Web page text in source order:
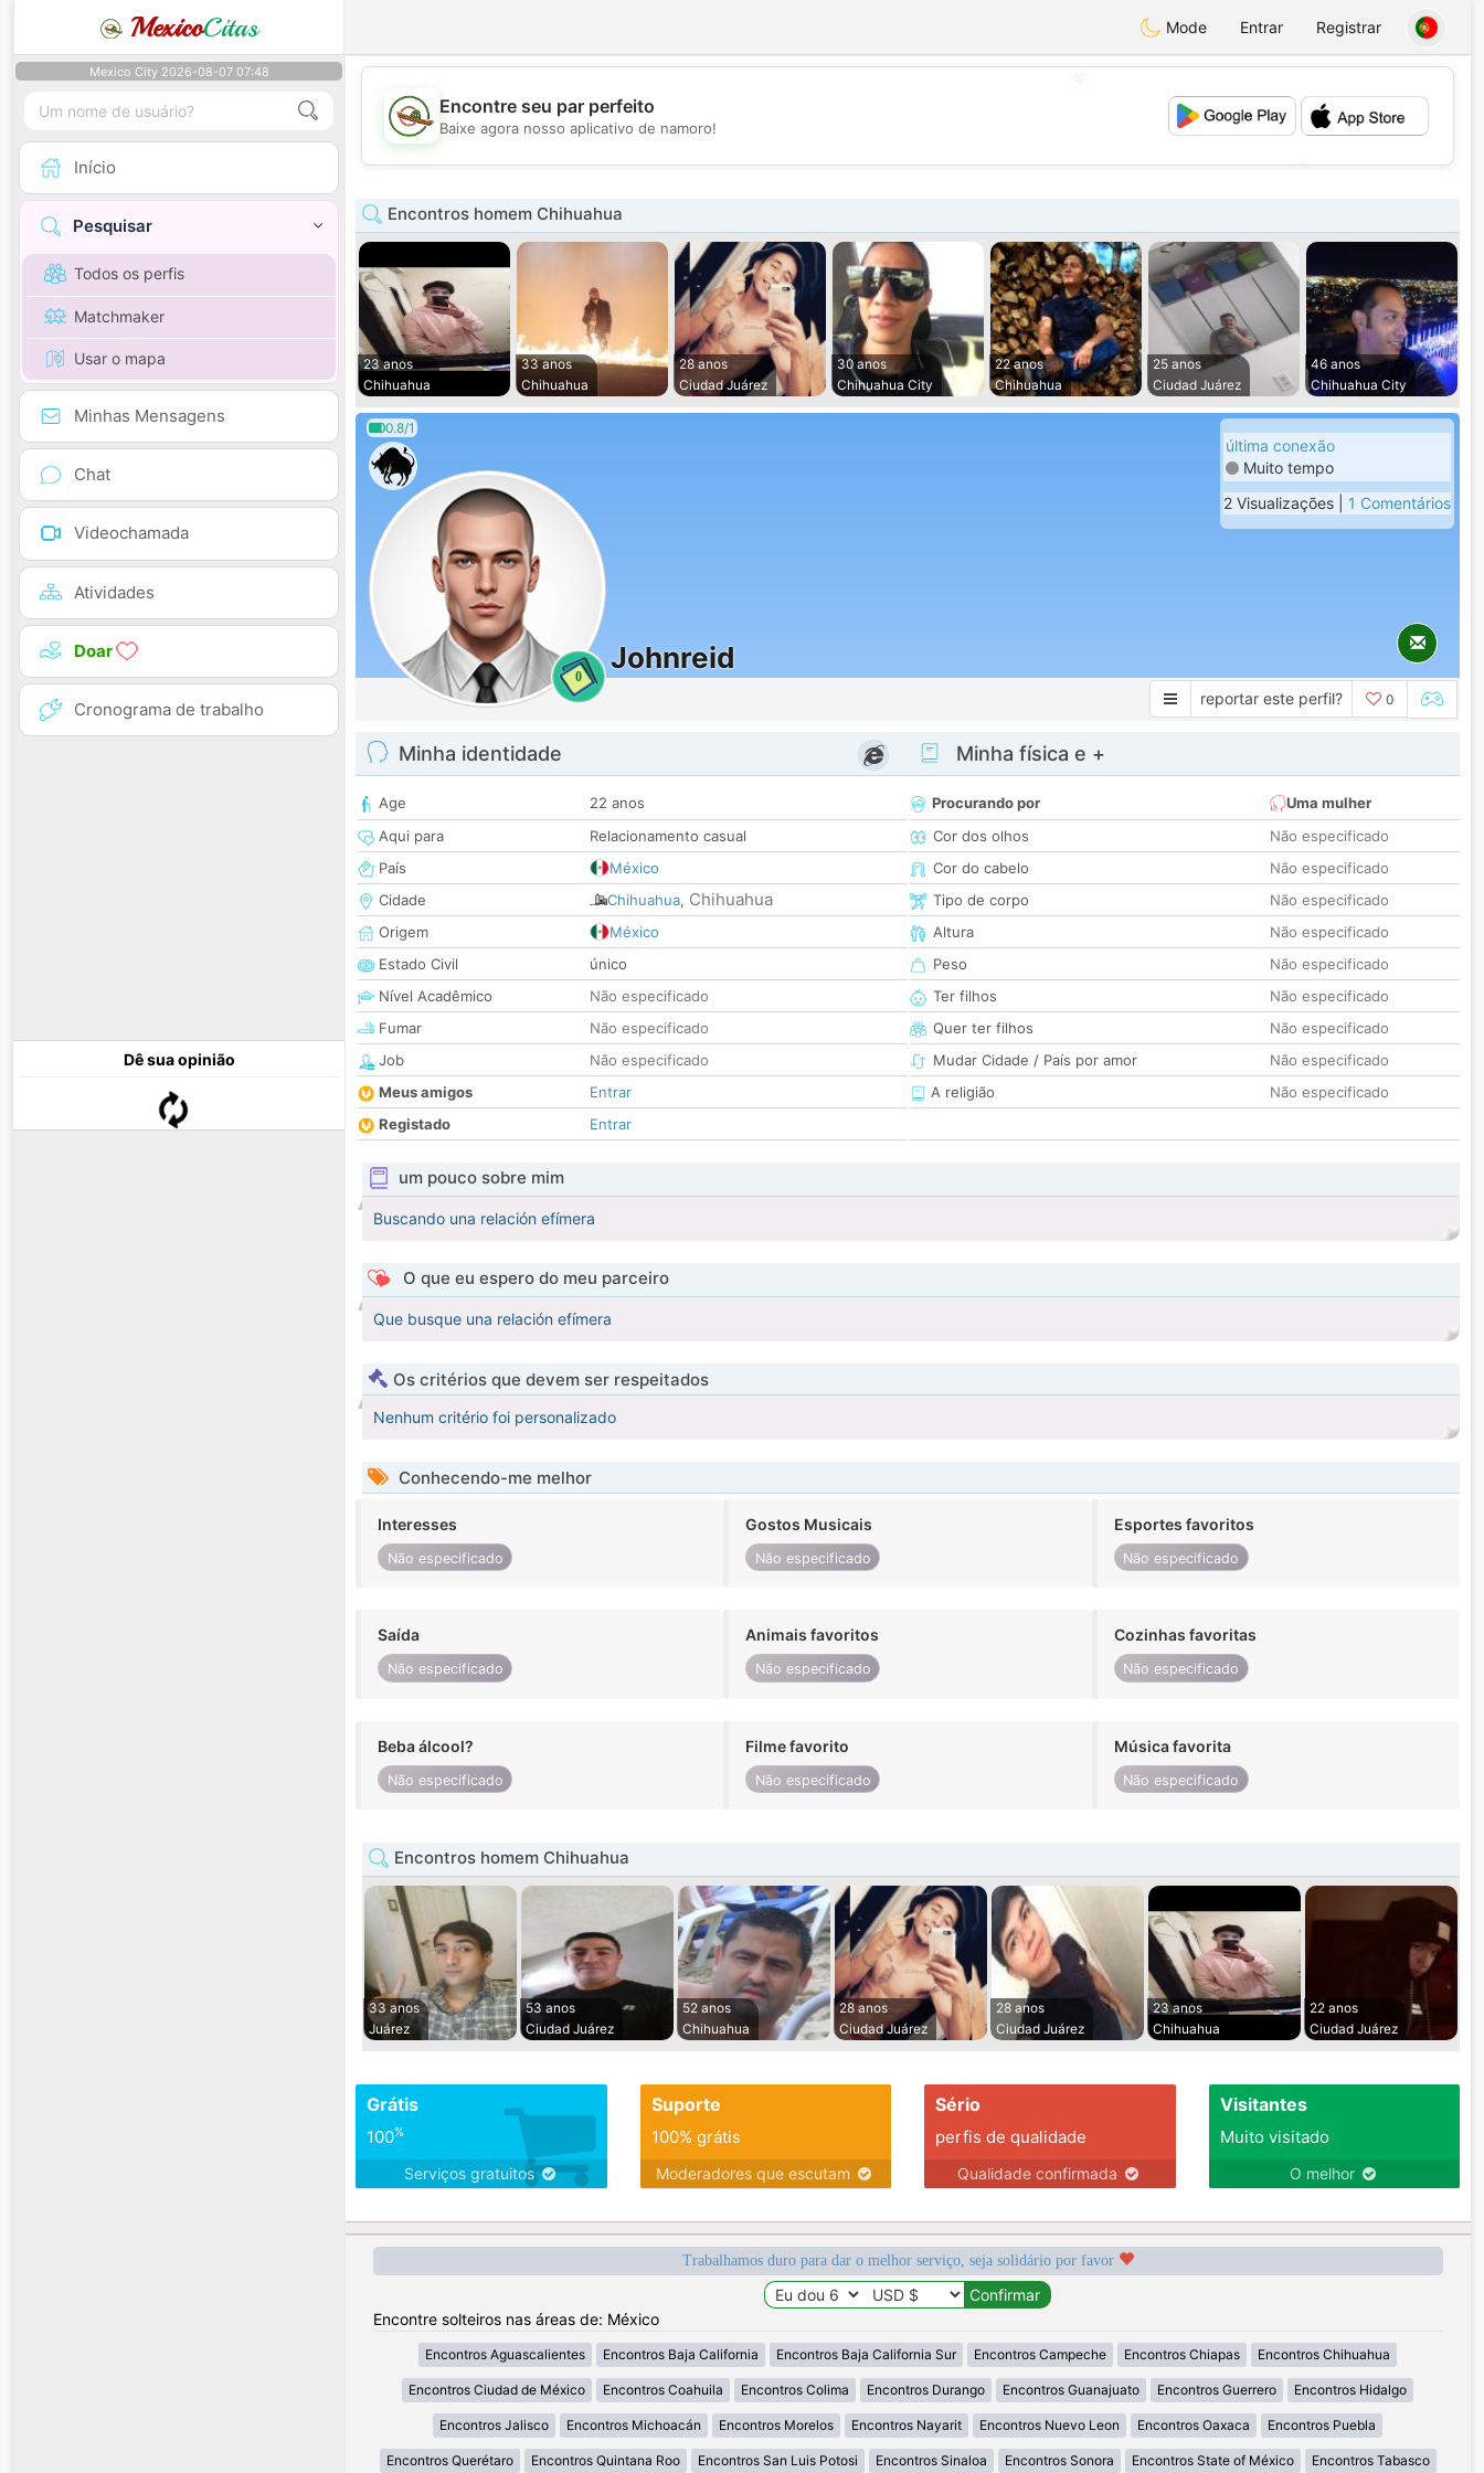
MexicoCitas Mode Entrar Registrar
Mexico City 2026-08-07 07:48
Início
Pesquisar
Todos os perfis
Matchmaker
Usar o mapa
Minhas Mensagens
Chat
Videochamada
Atividades
Doar
Cronograma de trabalho
Dê sua opinião
💕
Encontre seu par perfeito
Baixe agora nosso aplicativo de namoro!
Encontros homem Chihuahua
23 anos
Chihuahua
33 anos
Chihuahua
28 anos
Ciudad Juárez
30 anos
Chihuahua City
22 anos
Chihuahua
25 anos
Ciudad Juárez
46 anos
Chihuahua City
0.8/1
0
Johnreid
última conexão
Muito tempo
2 Visualizações | 1 Comentários
reportar este perfil? 0
Minha identidade
Age
22 anos
Aqui para
Relacionamento casual
País
México
Cidade
Chihuahua, Chihuahua
Origem
México
Estado Civil
único
Nível Acadêmico
Não especificado
Fumar
Não especificado
Job
Não especificado
Meus amigos
Entrar
Registado
Entrar
Minha física e +
Procurando por
Uma mulher
Cor dos olhos
Não especificado
Cor do cabelo
Não especificado
Tipo de corpo
Não especificado
Altura
Não especificado
Peso
Não especificado
Ter filhos
Não especificado
Quer ter filhos
Não especificado
Mudar Cidade / País por amor
Não especificado
A religião
Não especificado
um pouco sobre mim
Buscando una relación efímera
O que eu espero do meu parceiro
Que busque una relación efímera
Os critérios que devem ser respeitados
Nenhum critério foi personalizado
Conhecendo-me melhor
Interesses
Não especificado
Gostos Musicais
Não especificado
Esportes favoritos
Não especificado
Saída
Não especificado
Animais favoritos
Não especificado
Cozinhas favoritas
Não especificado
Beba álcool?
Não especificado
Filme favorito
Não especificado
Música favorita
Não especificado
Encontros homem Chihuahua
33 anos
Juárez
53 anos
Ciudad Juárez
52 anos
Chihuahua
28 anos
Ciudad Juárez
28 anos
Ciudad Juárez
23 anos
Chihuahua
22 anos
Ciudad Juárez
Grátis
100%
Serviços gratuitos
Suporte
100% grátis
Moderadores que escutam
Sério
perfis de qualidade
Qualidade confirmada
Visitantes
Muito visitado
O melhor
Trabalhamos duro para dar o melhor serviço, seja solidário por favor
Encontre solteiros nas áreas de: México
Encontros Aguascalientes Encontros Baja California Encontros Baja California Sur Encontros Campeche Encontros Chiapas Encontros Chihuahua
Encontros Ciudad de México Encontros Coahuila Encontros Colima Encontros Durango Encontros Guanajuato Encontros Guerrero Encontros Hidalgo
Encontros Jalisco Encontros Michoacán Encontros Morelos Encontros Nayarit Encontros Nuevo Leon Encontros Oaxaca Encontros Puebla
Encontros Querétaro Encontros Quintana Roo Encontros San Luis Potosi Encontros Sinaloa Encontros Sonora Encontros State of México Encontros Tabasco